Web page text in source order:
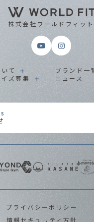
株式会社ワールドフィット
て
ブランド一
ズ募集
ニュース
プライバシーポリシー
情報セキュリティ方針